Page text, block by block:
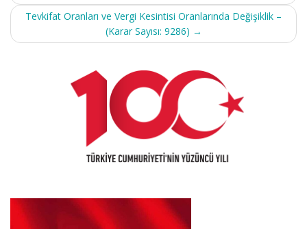
Tevkifat Oranları ve Vergi Kesintisi Oranlarında Değişiklik –
(Karar Sayısı: 9286) →